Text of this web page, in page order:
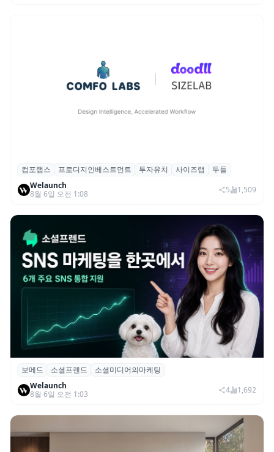
컴포랩스, 프로디지인베스트먼트로부터 시
드 투자 유치
컴포랩스 프로디지인베스트먼트 투자유치 사이즈랩
두들
Welaunch
8월 6일 오전 1:08
5 1,509
보메드 ‘소셜프렌드’, 유튜브·인스타 등 6개
SNS 마케팅 통합 지원
보메드 소셜프렌드
소셜미디어의마케팅
Welaunch
8월 6일 오전 1:03
4 1,692